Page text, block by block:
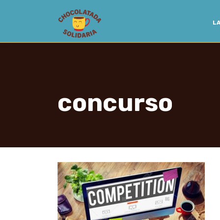
concurso